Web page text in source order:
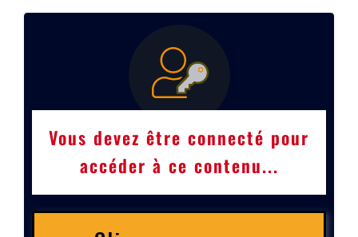
Vous devez être connecté pour
accéder à ce contenu...